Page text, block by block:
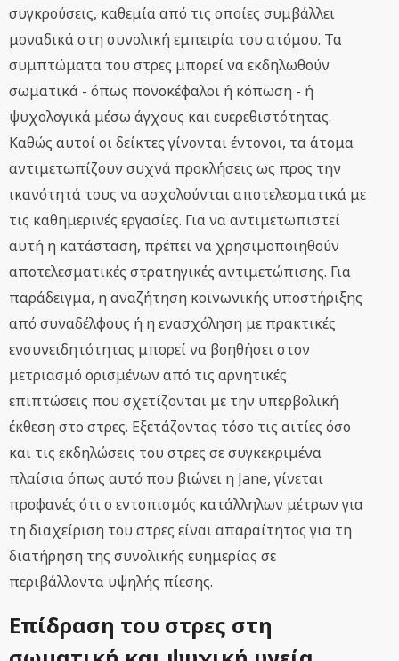
συγκρούσεις, καθεμία από τις οποίες συμβάλλει
μοναδικά στη συνολική εμπειρία του ατόμου. Τα
συμπτώματα του στρες μπορεί να εκδηλωθούν
σωματικά - όπως πονοκέφαλοι ή κόπωση - ή
ψυχολογικά μέσω άγχους και ευερεθιστότητας.
Καθώς αυτοί οι δείκτες γίνονται έντονοι, τα άτομα
αντιμετωπίζουν συχνά προκλήσεις ως προς την
ικανότητά τους να ασχολούνται αποτελεσματικά με
τις καθημερινές εργασίες. Για να αντιμετωπιστεί
αυτή η κατάσταση, πρέπει να χρησιμοποιηθούν
αποτελεσματικές στρατηγικές αντιμετώπισης. Για
παράδειγμα, η αναζήτηση κοινωνικής υποστήριξης
από συναδέλφους ή η ενασχόληση με πρακτικές
ενσυνειδητότητας μπορεί να βοηθήσει στον
μετριασμό ορισμένων από τις αρνητικές
επιπτώσεις που σχετίζονται με την υπερβολική
έκθεση στο στρες. Εξετάζοντας τόσο τις αιτίες όσο
και τις εκδηλώσεις του στρες σε συγκεκριμένα
πλαίσια όπως αυτό που βιώνει η Jane, γίνεται
προφανές ότι ο εντοπισμός κατάλληλων μέτρων για
τη διαχείριση του στρες είναι απαραίτητος για τη
διατήρηση της συνολικής ευημερίας σε
περιβάλλοντα υψηλής πίεσης.
Επίδραση του στρες στη